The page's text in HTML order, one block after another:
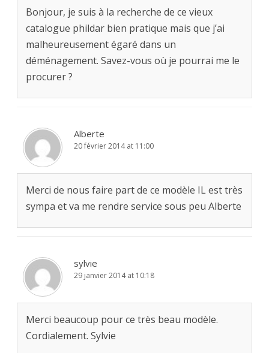
Bonjour, je suis à la recherche de ce vieux
catalogue phildar bien pratique mais que j’ai
malheureusement égaré dans un
déménagement. Savez-vous où je pourrai me le
procurer ?
Alberte
20 février 2014 at 11:00
Merci de nous faire part de ce modèle IL est très
sympa et va me rendre service sous peu Alberte
sylvie
29 janvier 2014 at 10:18
Merci beaucoup pour ce très beau modèle.
Cordialement. Sylvie